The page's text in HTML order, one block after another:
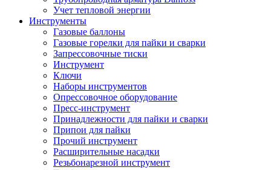
Учет тепловой энергии
Инструменты
Газовые баллоны
Газовые горелки для пайки и сварки
Запрессовочные тиски
Инструмент
Ключи
Наборы инструментов
Опрессовочное оборудование
Пресс-инструмент
Принадлежности для пайки и сварки
Припои для пайки
Прочий инструмент
Расширительные насадки
Резьбонарезной инструмент